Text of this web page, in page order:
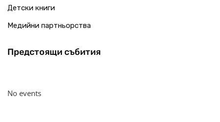
Детски книги
Медийни партньорства
Предстоящи събития
No events